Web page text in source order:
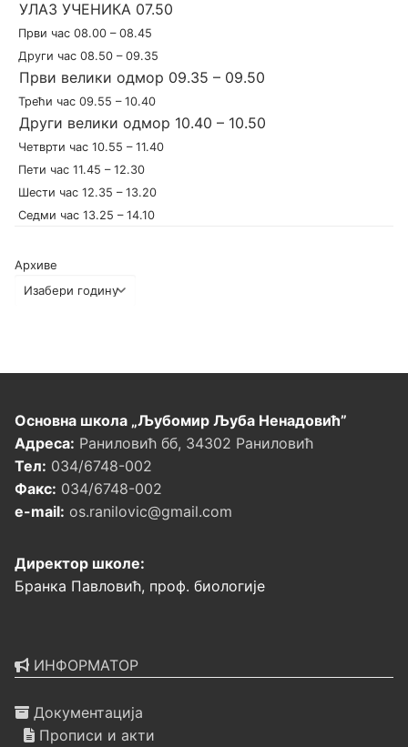
УЛАЗ УЧЕНИКА 07.50
Први час 08.00 – 08.45
Други час 08.50 – 09.35
Први велики одмор 09.35 – 09.50
Трећи час 09.55 – 10.40
Други велики одмор 10.40 – 10.50
Четврти час 10.55 – 11.40
Пети час 11.45 – 12.30
Шести час 12.35 – 13.20
Седми час 13.25 – 14.10
Архиве
Основна школа „Љубомир Љуба Ненадовић”
Адреса: Раниловић бб, 34302 Раниловић
Тел: 034/6748-002
Факс: 034/6748-002
e-mail: os.ranilovic@gmail.com
Директор школе:
Бранка Павловић, проф. биологије
ИНФОРМАТОР
Документација
Прописи и акти